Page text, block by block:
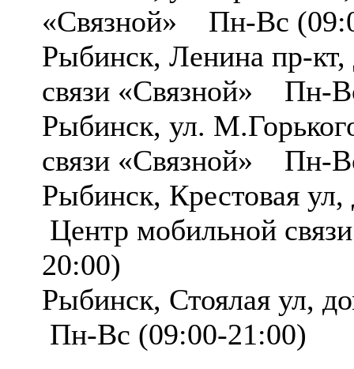
«Связной» Пн-Вс
Рыбинск, Ленина пр-
связи «Связной» Пн-
Рыбинск, ул.
связи «Связной» Пн-
Рыбинск, Крестовая
Центр мобильной
20:00)
Рыбинск, Стоялая
Пн-Вс (09:00-21:00)